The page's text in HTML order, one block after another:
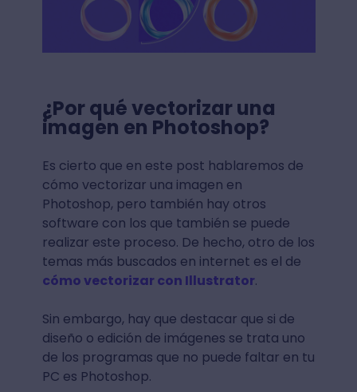
¿Por qué vectorizar una
imagen en Photoshop?
Es cierto que en este post hablaremos de
cómo vectorizar una imagen en
Photoshop, pero también hay otros
software con los que también se puede
realizar este proceso. De hecho, otro de los
temas más buscados en internet es el de
cómo vectorizar con Illustrator.
Sin embargo, hay que destacar que si de
diseño o edición de imágenes se trata uno
de los programas que no puede faltar en tu
PC es Photoshop.